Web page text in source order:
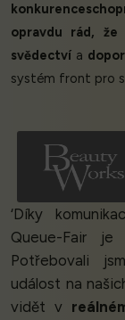
opravdu rád, že
svědectví a
systém front pro
‘Díky
Queue-Fair
Potřebovali
událost na
vidět v